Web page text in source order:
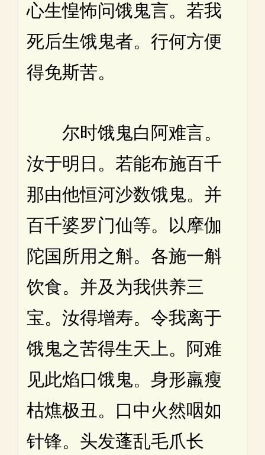
心生惶怖问饿鬼言。若我
死后生饿鬼者。行何方便
得免斯苦。
尔时饿鬼白阿难言。
汝于明日。若能布施百千
那由他恒河沙数饿鬼。并
百千婆罗门仙等。以摩伽
陀国所用之斛。各施一斛
饮食。并及为我供养三
宝。汝得增寿。令我离于
饿鬼之苦得生天上。阿难
见此焰口饿鬼。身形羸瘦
枯燋极丑。口中火然咽如
针锋。头发蓬乱毛爪长